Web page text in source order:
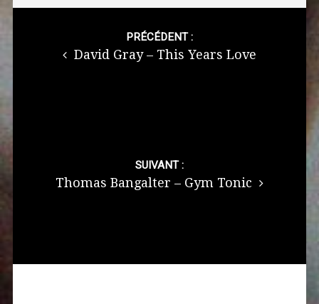
PRÉCÉDENT :
David Gray – This Years Love
SUIVANT :
Thomas Bangalter – Gym Tonic